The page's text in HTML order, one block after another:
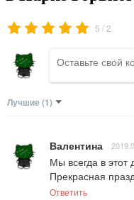
5 /2
Лучшие (1)
Валентина
Мы всегда в этот
Прекрасная
Ответить